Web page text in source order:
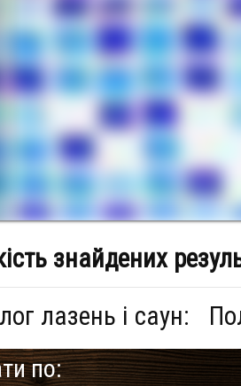
знайдених
лазень і саун:
по: